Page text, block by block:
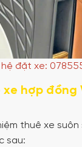
hệ đặt xe:
hợp đồng
thuê xe suôn
sau: